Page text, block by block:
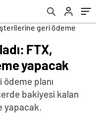
FTX,
yapacak
planı
bakiyesi kalan
yapacak.